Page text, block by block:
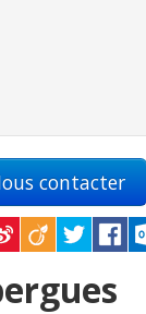
contacter